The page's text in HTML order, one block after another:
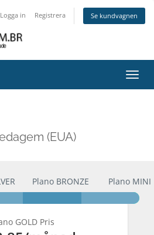
Logga in Registrera Se kundvagnen
Växla
(EUA)
Plano BRONZE Plano MINI
GOLD Pris